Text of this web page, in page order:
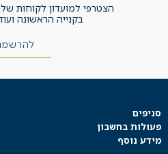
הצטרפי למועדון לקוחות שלנו
בקנייה הראשונה
סניפים
פעולות בחשבון
מידע נוסף